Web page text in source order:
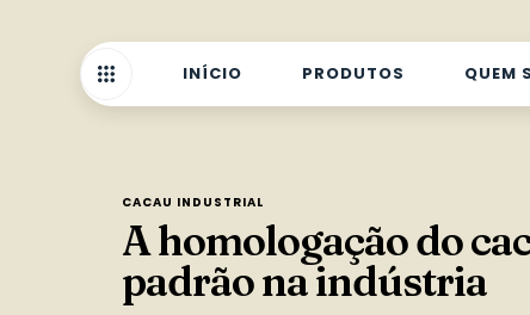
INÍCIO PRODUTOS QUEM
CACAU INDUSTRIAL
A homologação do
padrão na indústria